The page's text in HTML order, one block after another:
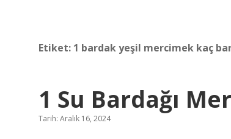
Etiket: 1 bardak yeşil mercimek kaç
1 Su Bardağı
Tarih: Aralık 16, 2024